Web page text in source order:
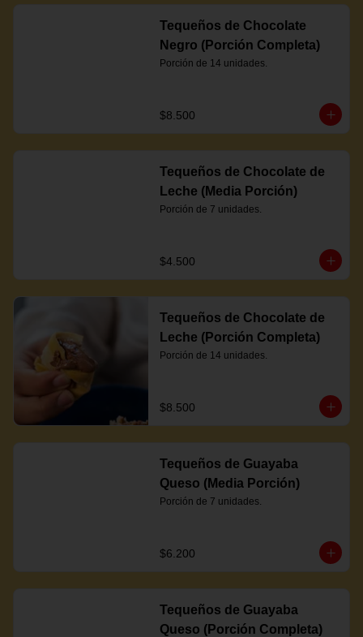
Tequeños de Chocolate
Negro (Porción Completa)
Porción de 14 unidades.
$8.500
Tequeños de Chocolate de
Leche (Media Porción)
Porción de 7 unidades.
$4.500
Tequeños de Chocolate de
Leche (Porción Completa)
Porción de 14 unidades.
$8.500
Tequeños de Guayaba
Queso (Media Porción)
Porción de 7 unidades.
$6.200
Tequeños de Guayaba
Queso (Porción Completa)